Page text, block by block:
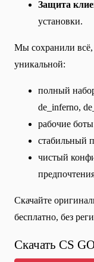
Защита
установки.
Мы сохранили
уникальной:
полный
de_inferno,
рабочие
стабильный
чистый
Скачайте
бесплатно, без
Скачать CS